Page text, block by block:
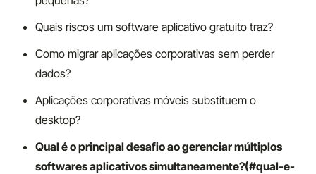
Quais riscos um software aplicativo gratuito traz?
Como migrar aplicações corporativas sem perder
dados?
Aplicações corporativas móveis substituem o
desktop?
Qual é o principal desafio ao gerenciar múltiplos
softwares aplicativos simultaneamente?(#qual-e-